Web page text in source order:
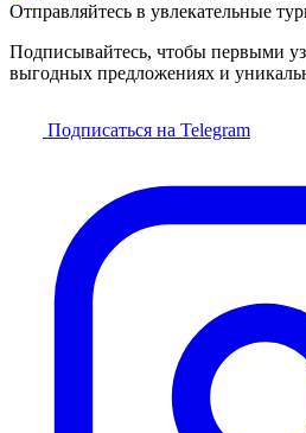
Отправляйтесь в увлекательные
Подписывайтесь, чтобы первыми
выгодных предложениях и
Подписаться на Telegram